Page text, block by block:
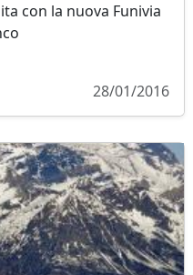
con la nuova Funivia
28/01/2016